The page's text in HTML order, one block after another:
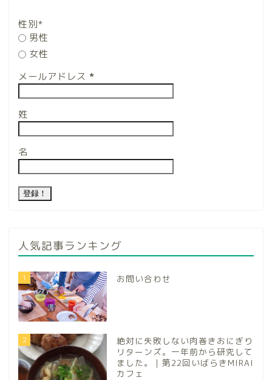
性別*
男性
女性
メールアドレス *
姓
名
人気記事ランキング
1 お問い合わせ
2
絶対に失敗しない肉巻きおにぎり
リターンズ。一年前から研究して
ました。｜第22回いばらきMIRAI
カフェ